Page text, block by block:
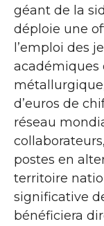
géant de la
déploie une
l’emploi des
académiques
d’euros de
réseau
postes en
territoire
significative
bénéficiera